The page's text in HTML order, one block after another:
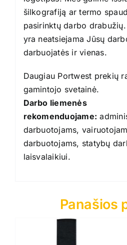
šilkografiją ar termo
pasirinktų darbo
yra neatsiejama Jūsų
darbuojatės ir vienas.
Daugiau Portwest prekių
gamintojo svetainė.
Darbo liemenės
rekomenduojame:
darbuotojams,
darbuotojams, statybų
laisvalaikiui.
Panašios